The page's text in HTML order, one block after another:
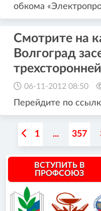
обкома
Смотрите на
Волгоград
06-11-2012 08:50
Перейдите по
1 ... 357
ВСТУПИТЬ В
ПРОФСОЮЗ